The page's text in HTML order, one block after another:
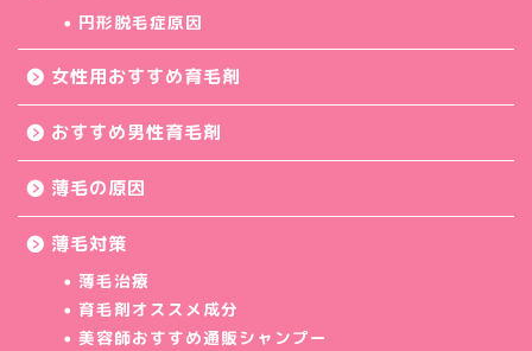
円形脱毛症原因
女性用おすすめ育毛剤
おすすめ男性育毛剤
薄毛の原因
薄毛対策
薄毛治療
育毛剤オススメ成分
美容師おすすめ通販シャンプー